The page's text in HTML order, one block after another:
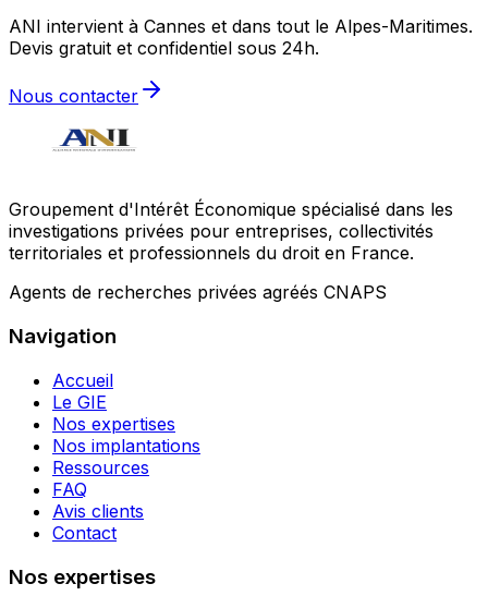
ANI intervient à Cannes et dans tout le Alpes-Maritimes.
Devis gratuit et confidentiel sous 24h.
Nous contacter
Groupement d'Intérêt Économique spécialisé dans les
investigations privées pour entreprises, collectivités
territoriales et professionnels du droit en France.
Agents de recherches privées agréés CNAPS
Navigation
Accueil
Le GIE
Nos expertises
Nos implantations
Ressources
FAQ
Avis clients
Contact
Nos expertises